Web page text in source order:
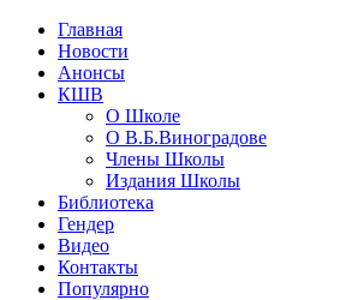
Главная
Новости
Анонсы
КШВ
О Школе
О В.Б.Виноградове
Члены Школы
Издания Школы
Библиотека
Гендер
Видео
Контакты
Популярно